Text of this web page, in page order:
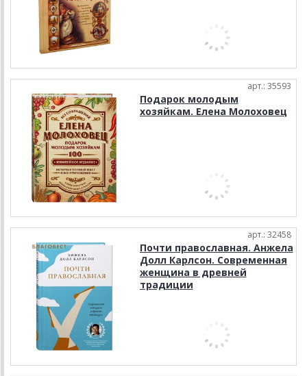
арт.: 35593
Подарок молодым
хозяйкам. Елена Молоховец
арт.: 32458
Почти православная. Анжела
Долл Карлсон. Современная
женщина в древней
традиции